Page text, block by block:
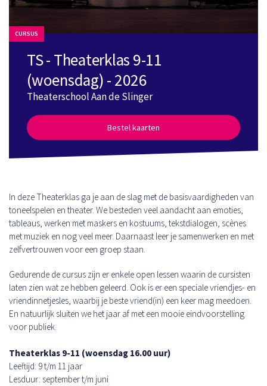
CURSUS
TS - Theaterklas 9-11
(woensdag) - 2026
Theaterschool Aan de Slinger
Bestel kaarten
In deze Theaterklas ga je aan de slag met de basisvaardigheden van
toneelspelen en theater. We besteden veel aandacht aan emoties,
tableaus, werken met maskers en kostuums, tekstdialogen, scènes
met muziek en nog veel meer. Daarnaast leer je samenwerken en met
zelfvertrouwen voor een groep staan.
Gedurende de cursus zijn er enkele open lessen waarin de cursisten
laten zien wat ze hebben geleerd. Ook is er een speciale vriendjes- en
vriendinnetjesles, waarbij je beste vriend(in) een keer mag meedoen.
En natuurlijk sluiten we het jaar af met een mooie eindvoorstelling
voor publiek.
Theaterklas 9-11 (woensdag 16.00 uur)
Leeftijd: 9 t/m 11 jaar
Lesduur: september t/m juni